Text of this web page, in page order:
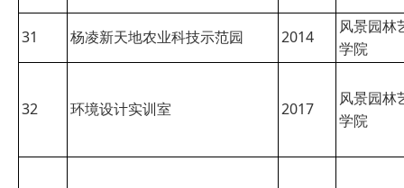
31 杨凌新天地农业科技示范园 2014
风景园林
学院
32 环境设计实训室 2017
风景园林
学院